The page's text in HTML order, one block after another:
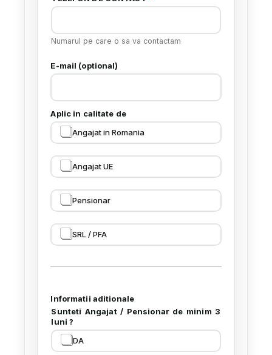
Numarul pe care o sa va contactam
E-mail (optional)
Aplic in calitate de
Angajat in Romania
Angajat UE
Pensionar
SRL / PFA
Informatii aditionale
Sunteti Angajat / Pensionar de minim 3
luni ?
DA